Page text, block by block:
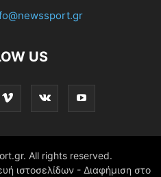
US
All rights reserved.
ιστοσελίδων - Διαφήμιση στο